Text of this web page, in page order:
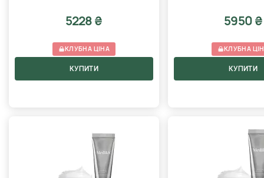
5228 ₴
КЛУБНА ЦІНА
КУПИТИ
5950 ₴
КЛУБНА
КУПИТИ